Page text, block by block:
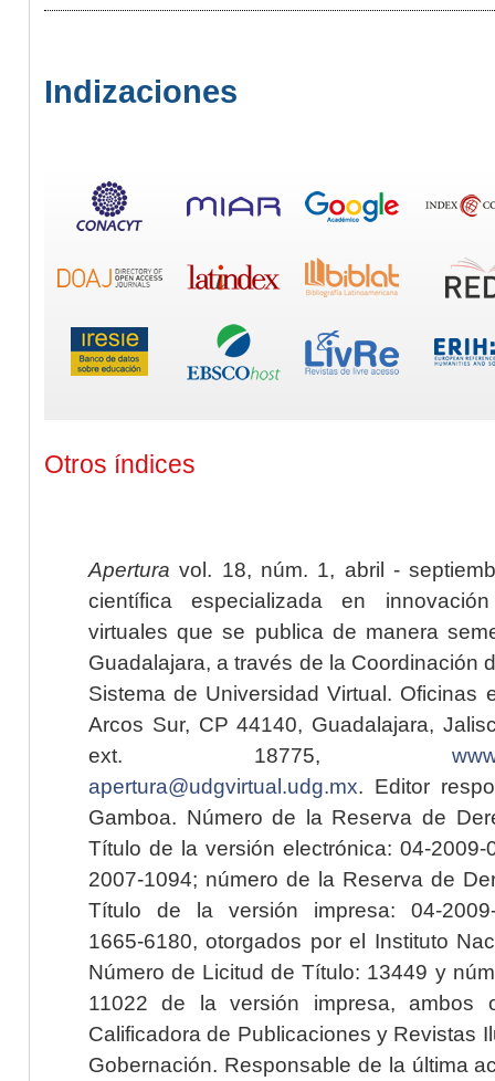
Indizaciones
Otros índices
Apertura vol. 18, núm. 1, abril -
científica especializada en
virtuales que se publica de manera
Guadalajara, a través de la Coordinación
Sistema de Universidad Virtual. Oficinas
Arcos Sur, CP 44140, Guadalajara,
ext. 18775,
apertura@udgvirtual.udg.mx. Editor
Gamboa. Número de la Reserva de
Título de la versión electrónica: 04-2009-
2007-1094; número de la Reserva de
Título de la versión impresa: 04-2009-
1665-6180, otorgados por el Instituto
Número de Licitud de Título: 13449 y
11022 de la versión impresa, ambos
Calificadora de Publicaciones y Revistas
Gobernación. Responsable de la última